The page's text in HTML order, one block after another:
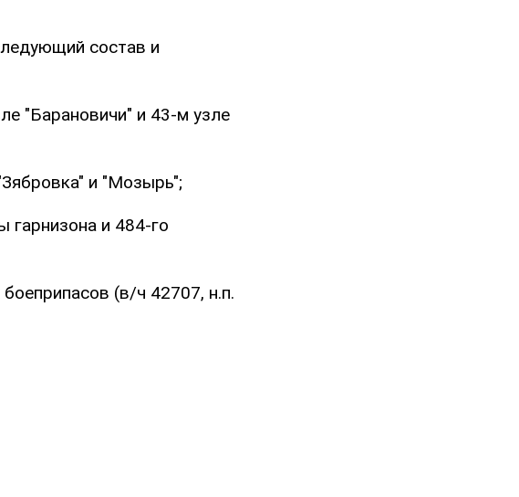
состав и
"Барановичи" и 43-м узле
и "Мозырь";
гарнизона и 484-го
(в/ч 42707, н.п.